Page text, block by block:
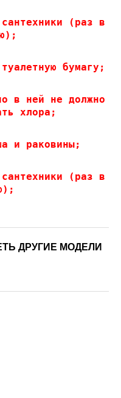
(раз в
бумагу;
в ней не должно
хлора;
и раковины;
(раз в
ДРУГИЕ МОДЕЛИ